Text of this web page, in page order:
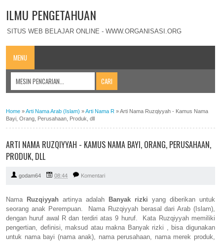
ILMU PENGETAHUAN
SITUS WEB BELAJAR ONLINE - WWW.ORGANISASI.ORG
MENU
Home »Arti Nama Arab (Islam) »Arti Nama R »Arti Nama Ruzqiyyah - Kamus Nama
Bayi, Orang, Perusahaan, Produk, dll
ARTI NAMA RUZQIYYAH - KAMUS NAMA BAYI, ORANG, PERUSAHAAN,
PRODUK, DLL
godam64 08:44 Komentari
Nama Ruzqiyyah artinya adalah Banyak rizki yang diberikan untuk
seorang anak Perempuan. Nama Ruzqiyyah berasal dari Arab (Islam),
dengan huruf awal R dan terdiri atas 9 huruf. Kata Ruzqiyyah memiliki
pengertian, definisi, maksud atau makna Banyak rizki , bisa digunakan
untuk nama bayi (nama anak), nama perusahaan, nama merek produk,